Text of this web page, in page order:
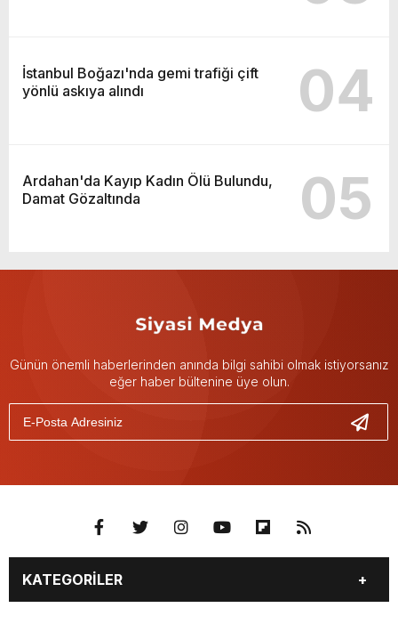
İstanbul Boğazı'nda gemi trafiği çift
yönlü askıya alındı
04
Ardahan'da Kayıp Kadın Ölü Bulundu,
Damat Gözaltında
05
Günün önemli haberlerinden anında bilgi sahibi olmak istiyorsanız
eğer haber bültenine üye olun.
KATEGORİLER